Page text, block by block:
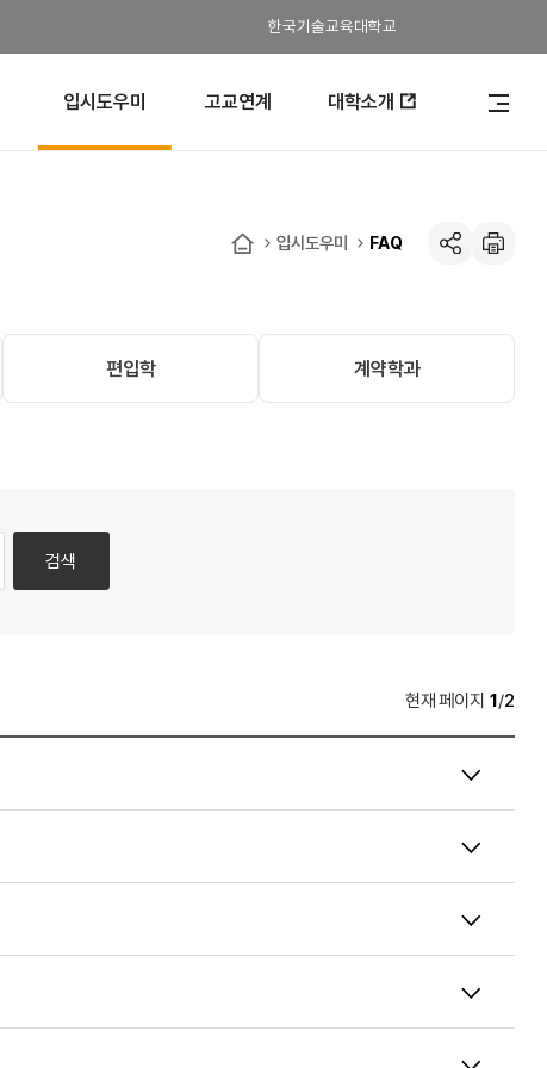
한국기술교육대학교
입시도우미 고교연계 대학소개
전
입시도우미 FAQ 공유하기
인
편입학 계약학과
검색
페이지 1/2